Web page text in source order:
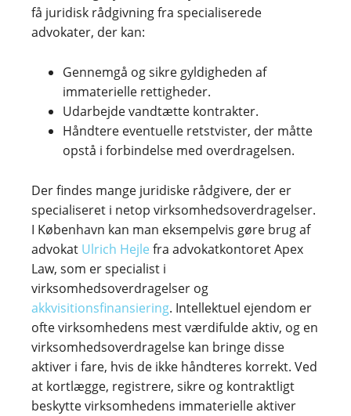
få juridisk rådgivning fra specialiserede
advokater, der kan:
Gennemgå og sikre gyldigheden af
immaterielle rettigheder.
Udarbejde vandtætte kontrakter.
Håndtere eventuelle retstvister, der måtte
opstå i forbindelse med overdragelsen.
Der findes mange juridiske rådgivere, der er
specialiseret i netop virksomhedsoverdragelser.
I København kan man eksempelvis gøre brug af
advokat Ulrich Hejle fra advokatkontoret Apex
Law, som er specialist i
virksomhedsoverdragelser og
akkvisitionsfinansiering. Intellektuel ejendom er
ofte virksomhedens mest værdifulde aktiv, og en
virksomhedsoverdragelse kan bringe disse
aktiver i fare, hvis de ikke håndteres korrekt. Ved
at kortlægge, registrere, sikre og kontraktligt
beskytte virksomhedens immaterielle aktiver